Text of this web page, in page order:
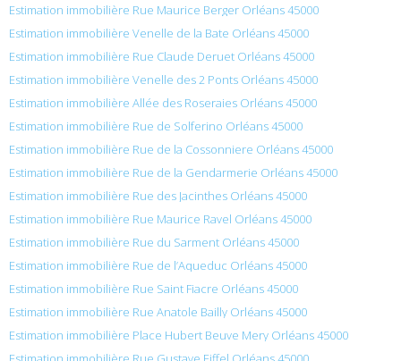
Estimation immobilière Rue Maurice Berger Orléans 45000
Estimation immobilière Venelle de la Bate Orléans 45000
Estimation immobilière Rue Claude Deruet Orléans 45000
Estimation immobilière Venelle des 2 Ponts Orléans 45000
Estimation immobilière Allée des Roseraies Orléans 45000
Estimation immobilière Rue de Solferino Orléans 45000
Estimation immobilière Rue de la Cossonniere Orléans 45000
Estimation immobilière Rue de la Gendarmerie Orléans 45000
Estimation immobilière Rue des Jacinthes Orléans 45000
Estimation immobilière Rue Maurice Ravel Orléans 45000
Estimation immobilière Rue du Sarment Orléans 45000
Estimation immobilière Rue de l’Aqueduc Orléans 45000
Estimation immobilière Rue Saint Fiacre Orléans 45000
Estimation immobilière Rue Anatole Bailly Orléans 45000
Estimation immobilière Place Hubert Beuve Mery Orléans 45000